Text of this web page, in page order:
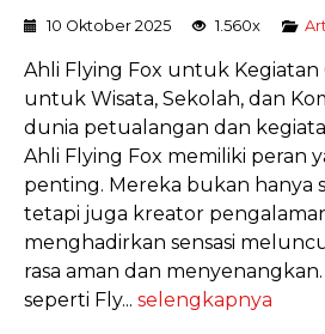
10 Oktober 2025 1.560x
Ahli Flying Fox untuk Kegiatan
untuk Wisata, Sekolah, dan
dunia petualangan dan
Ahli Flying Fox memiliki peran
penting. Mereka bukan hanya
tetapi juga kreator
menghadirkan sensasi
rasa aman dan
seperti Fly... selengkapnya